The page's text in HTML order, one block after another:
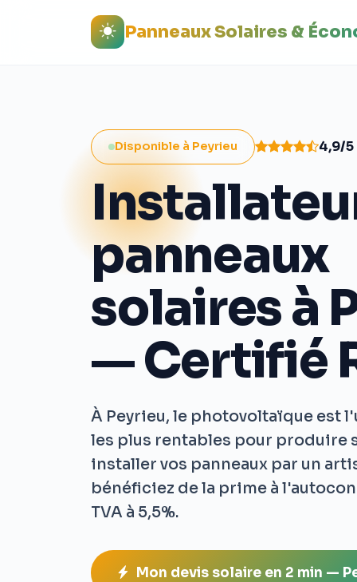
Panneaux Solaires &
Disponible à Peyrieu 4,9/5
panneaux
solaires à
— Certifié
À Peyrieu, le photovoltaïque est
les plus rentables pour produire
installer vos panneaux par un
bénéficiez de la prime à
TVA à 5,5%.
Mon devis solaire en 2 min —